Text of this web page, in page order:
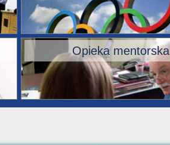
Opieka mentorska